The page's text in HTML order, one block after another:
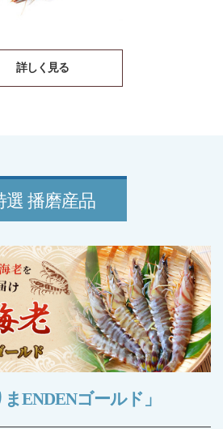
詳しく見る
選 播磨産品
ENDENゴールド」